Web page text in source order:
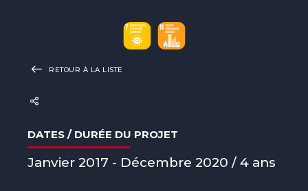
RETOUR À LA LISTE
DATES / DURÉE DU PROJET
Janvier 2017 - Décembre 2020 / 4 ans